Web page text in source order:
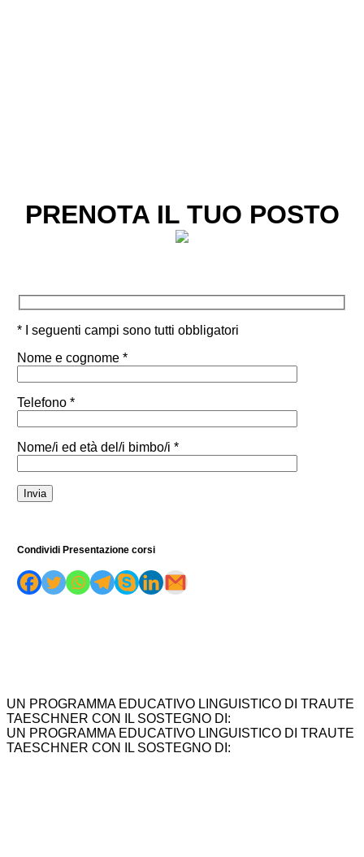
PRENOTA IL TUO POSTO
* I seguenti campi sono tutti obbligatori
Nome e cognome *
Telefono *
Nome/i ed età del/i bimbo/i *
Condividi Presentazione corsi
UN PROGRAMMA EDUCATIVO LINGUISTICO DI TRAUTE
TAESCHNER CON IL SOSTEGNO DI:
UN PROGRAMMA EDUCATIVO LINGUISTICO DI TRAUTE
TAESCHNER CON IL SOSTEGNO DI: